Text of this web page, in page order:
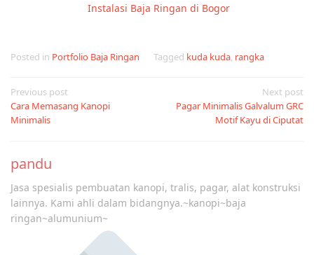
Instalasi Baja Ringan di Bogor
Posted in Portfolio Baja Ringan Tagged kuda kuda, rangka
Post
navigation
Previous post
Cara Memasang Kanopi
Minimalis
Next post
Pagar Minimalis Galvalum GRC
Motif Kayu di Ciputat
pandu
Jasa spesialis pembuatan kanopi, tralis, pagar, alat konstruksi
lainnya. Kami ahli dalam bidangnya.~kanopi~baja
ringan~alumunium~